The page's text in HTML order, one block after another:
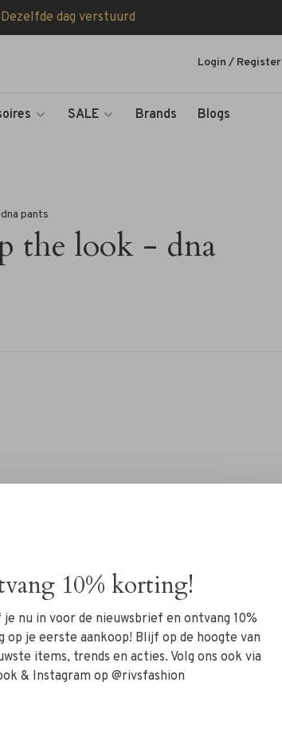
dag verstuurd
SALE Brands Blogs
Login / Register
pants
the look - dna
10% korting!
nu in voor de nieuwsbrief en ontvang 10%
op je eerste aankoop! Blijf op de hoogte van
items, trends en acties. Volg ons ook via
& Instagram op @rivsfashion